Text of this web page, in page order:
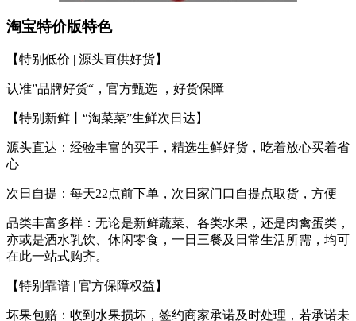
淘宝特价版特色
【特别低价 | 源头直供好货】
认准”品牌好货“，官方甄选 ，好货保障
【特别新鲜丨“淘菜菜”生鲜次日达】
源头直达：经验丰富的买手，精选生鲜好货，吃着放心买着省
心
次日自提：每天22点前下单，次日家门口自提点取货，方便
品类丰富多样：无论是新鲜蔬菜、各类水果，还是肉禽蛋类，
亦或是酒水乳饮、休闲零食，一日三餐及日常生活所需，均可
在此一站式购齐。
【特别靠谱 | 官方保障权益】
坏果包赔：收到水果损坏，签约商家承诺及时处理，若承诺未